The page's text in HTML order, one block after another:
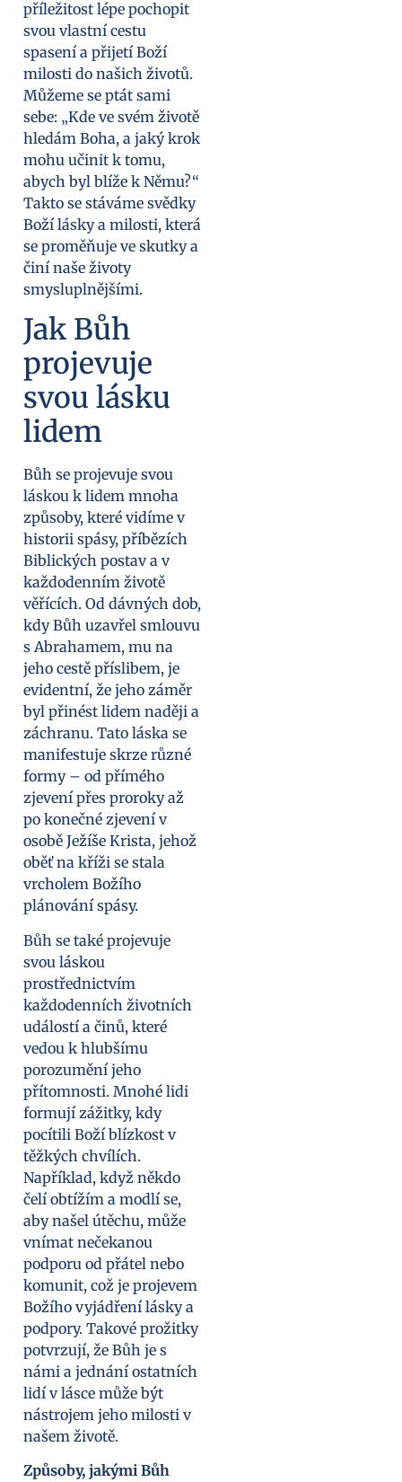
příležitost lépe pochopit
svou vlastní cestu
spasení a přijetí Boží
milosti do našich životů.
Můžeme se ptát sami
sebe: „Kde ve svém životě
hledám Boha, a jaký krok
mohu učinit k tomu,
abych byl blíže k Němu?“
Takto se stáváme svědky
Boží lásky a milosti, která
se proměňuje ve skutky a
činí naše životy
smysluplnějšími.
Jak Bůh
projevuje
svou lásku
lidem
Bůh se projevuje svou
láskou k lidem mnoha
způsoby, které vidíme v
historii spásy, příbězích
Biblických postav a v
každodenním životě
věřících. Od dávných dob,
kdy Bůh uzavřel smlouvu
s Abrahamem, mu na
jeho cestě příslibem, je
evidentní, že jeho záměr
byl přinést lidem naději a
záchranu. Tato láska se
manifestuje skrze různé
formy – od přímého
zjevení přes proroky až
po konečné zjevení v
osobě Ježíše Krista, jehož
oběť na kříži se stala
vrcholem Božího
plánování spásy.
Bůh se také projevuje
svou láskou
prostřednictvím
každodenních životních
událostí a činů, které
vedou k hlubšímu
porozumění jeho
přítomnosti. Mnohé lidi
formují zážitky, kdy
pocítili Boží blízkost v
těžkých chvílích.
Například, když někdo
čelí obtížím a modlí se,
aby našel útěchu, může
vnímat nečekanou
podporu od přátel nebo
komunit, což je projevem
Božího vyjádření lásky a
podpory. Takové prožitky
potvrzují, že Bůh je s
námi a jednání ostatních
lidí v lásce může být
nástrojem jeho milosti v
našem životě.
Způsoby, jakými Bůh